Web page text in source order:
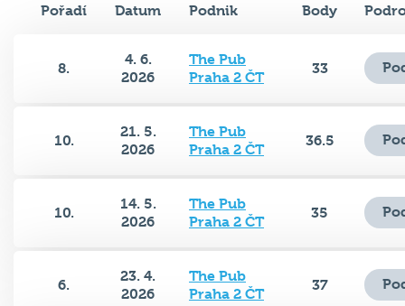
Pořadí Datum Podnik Body
8.
4. 6.
2026
The Pub
Praha 2 ČT
33
10.
21. 5.
2026
The Pub
Praha 2 ČT
36.5
10.
14. 5.
2026
The Pub
Praha 2 ČT
35
6.
23. 4.
2026
The Pub
Praha 2 ČT
37